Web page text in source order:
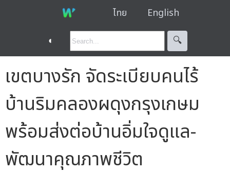
ไทย English
◐ 🔍︎
เขตบางรัก จัดระเบียบคนไร้
บ้านริมคลองผดุงกรุงเกษม
พร้อมส่งต่อบ้านอิ่มใจดูแล-
พัฒนาคุณภาพชีวิต